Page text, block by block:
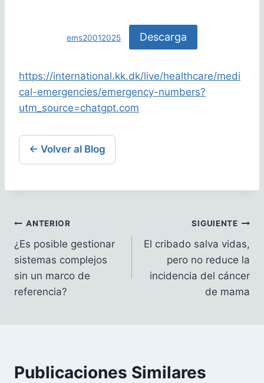
ems20012025 Descarga
https://international.kk.dk/live/healthcare/medi
cal-emergencies/emergency-numbers?
utm_source=chatgpt.com
← Volver al Blog
Navegación
de
entradas
ANTERIOR
¿Es posible gestionar
sistemas complejos
sin un marco de
referencia?
SIGUIENTE
El cribado salva vidas,
pero no reduce la
incidencia del cáncer
de mama
Publicaciones Similares